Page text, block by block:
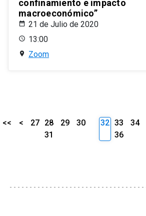
confinamiento e impacto
macroeconómico”
21 de Julio de 2020
13:00
Zoom
<< < 27 28 29
30
31
32 33 34
36